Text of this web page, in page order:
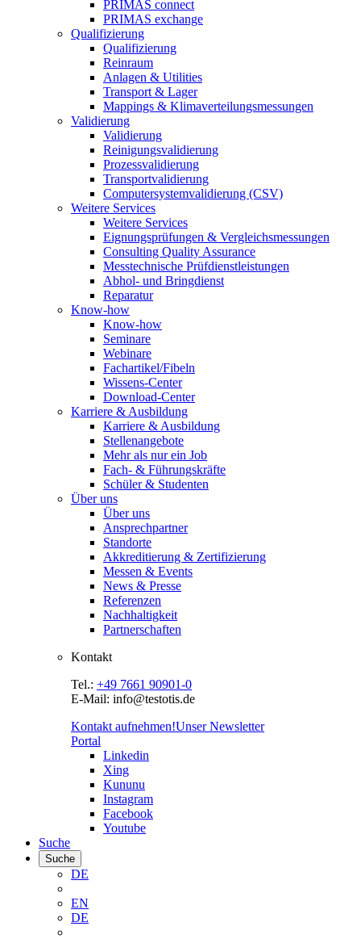
PRIMAS connect
PRIMAS exchange
Qualifizierung
Qualifizierung
Reinraum
Anlagen & Utilities
Transport & Lager
Mappings & Klimaverteilungsmessungen
Validierung
Validierung
Reinigungsvalidierung
Prozessvalidierung
Transportvalidierung
Computersystemvalidierung (CSV)
Weitere Services
Weitere Services
Eignungsprüfungen & Vergleichsmessungen
Consulting Quality Assurance
Messtechnische Prüfdienstleistungen
Abhol- und Bringdienst
Reparatur
Know-how
Know-how
Seminare
Webinare
Fachartikel/Fibeln
Wissens-Center
Download-Center
Karriere & Ausbildung
Karriere & Ausbildung
Stellenangebote
Mehr als nur ein Job
Fach- & Führungskräfte
Schüler & Studenten
Über uns
Über uns
Ansprechpartner
Standorte
Akkreditierung & Zertifizierung
Messen & Events
News & Presse
Referenzen
Nachhaltigkeit
Partnerschaften
Kontakt
Tel.: +49 7661 90901-0
E-Mail: info@testotis.de
Kontakt aufnehmen!Unser Newsletter
Portal
Linkedin
Xing
Kununu
Instagram
Facebook
Youtube
Suche
Suche
DE
EN
DE